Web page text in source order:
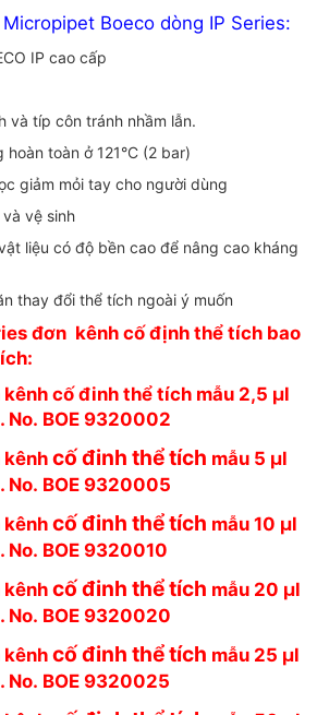
Boeco dòng IP Series:
IP cao cấp
và típ côn tránh nhầm lẫn.
toàn ở 121°C (2 bar)
giảm mỏi tay cho người dùng
vệ sinh
liệu có độ bền cao để nâng cao kháng
thay đổi thể tích ngoài ý muốn
đơn kênh cố định thể tích bao
cố đinh thể tích mẫu 2,5 µl
No. BOE 9320002
cố đinh thể tích mẫu 5 µl
No. BOE 9320005
cố đinh thể tích mẫu 10 µl
No. BOE 9320010
cố đinh thể tích mẫu 20 µl
No. BOE 9320020
cố đinh thể tích mẫu 25 µl
No. BOE 9320025